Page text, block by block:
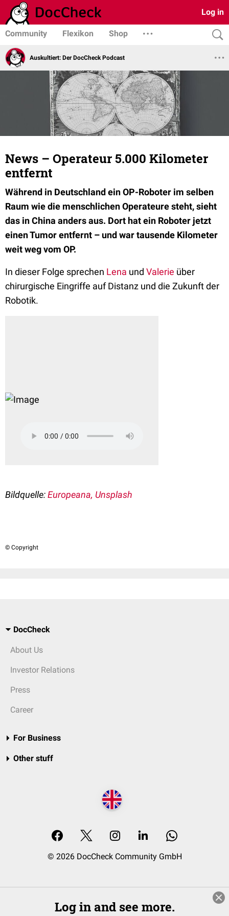
Log in
Community Flexikon Shop
Auskultiert: Der DocCheck Podcast
News – Operateur 5.000 Kilometer
entfernt
Während in Deutschland ein OP-Roboter im selben
Raum wie die menschlichen Operateure steht, sieht
das in China anders aus. Dort hat ein Roboter jetzt
einen Tumor entfernt – und war tausende Kilometer
weit weg vom OP.
In dieser Folge sprechen Lena und Valerie über
chirurgische Eingriffe auf Distanz und die Zukunft der
Robotik.
Bildquelle:Europeana, Unsplash
© Copyright
DocCheck
About Us
Investor Relations
Press
Career
For Business
Other stuff
© 2026 DocCheck Community GmbH
Log in and see more.